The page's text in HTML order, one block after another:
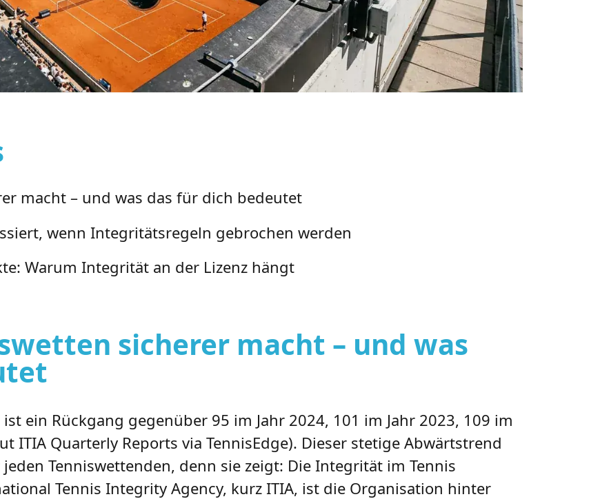
macht – und was das für dich bedeutet
wenn Integritätsregeln gebrochen werden
Warum Integrität an der Lizenz hängt
sicherer macht – und was
ein Rückgang gegenüber 95 im Jahr 2024, 101 im Jahr 2023, 109 im
ITIA Quarterly Reports via TennisEdge). Dieser stetige Abwärtstrend
Tenniswettenden, denn sie zeigt: Die Integrität im Tennis
Tennis Integrity Agency, kurz ITIA, ist die Organisation hinter